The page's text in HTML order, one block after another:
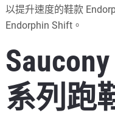
以提升速度的鞋款
Endorphin Shift。
系列跑